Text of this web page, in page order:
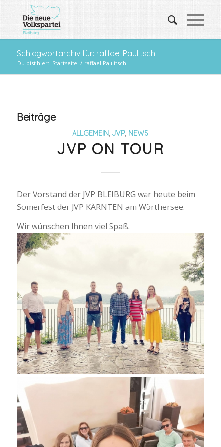
Schlagwortarchiv für: raffael Paulitsch
Du bist hier: Startseite / raffael Paulitsch
Beiträge
ALLGEMEIN, JVP, NEWS
JVP ON TOUR
Der Vorstand der JVP BLEIBURG war heute beim
Somerfest der JVP KÄRNTEN am Wörthersee.
Wir wünschen Ihnen viel Spaß.